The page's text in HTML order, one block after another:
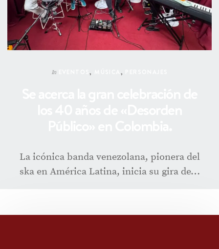
In EVENTOS, ,
La icónica banda venezolana, pionera del
ska en América Latina, inicia su gira de…